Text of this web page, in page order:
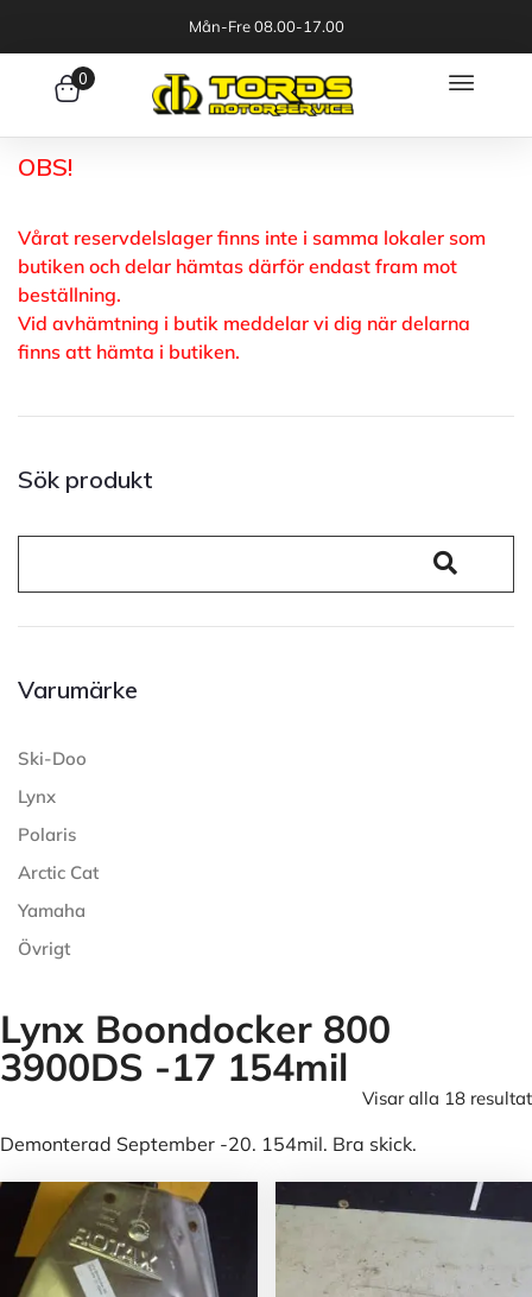
Mån-Fre 08.00-17.00
0
OBS!
Vårat reservdelslager finns inte i samma lokaler som
butiken och delar hämtas därför endast fram mot
beställning.
Vid avhämtning i butik meddelar vi dig när delarna
finns att hämta i butiken.
Sök produkt
Varumärke
Ski-Doo
Lynx
Polaris
Arctic Cat
Yamaha
Övrigt
Lynx Boondocker 800
3900DS -17 154mil
Visar alla 18 resultat
Demonterad September -20. 154mil. Bra skick.